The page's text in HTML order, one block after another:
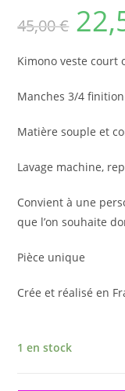
45,00€
Le
prix
initial
45,00 €.
Kimono veste court
Manches 3/4
Matière souple et
Lavage machine,
Convient à une
que l’on souhaite
Pièce unique
Crée et réalisé en
1 en stock